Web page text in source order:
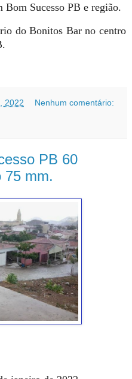
Sucesso PB e região.
do Bonitos Bar no centro
2022 Nenhum comentário:
PB 60
75 mm.